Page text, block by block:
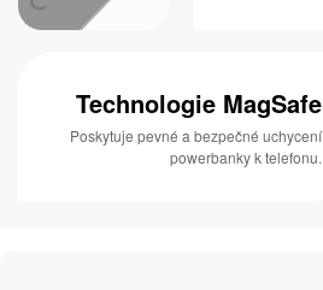
Technologie MagSafe
Poskytuje pevné a bezpečné uchycení
powerbanky k telefonu.